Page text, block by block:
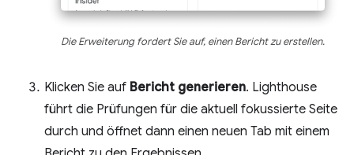
Die Erweiterung fordert Sie auf, einen Bericht zu erstellen.
Klicken Sie auf Bericht generieren. Lighthouse
führt die Prüfungen für die aktuell fokussierte Seite
durch und öffnet dann einen neuen Tab mit einem